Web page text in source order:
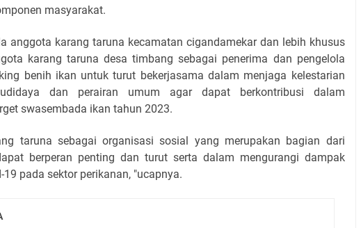
masyarakat.
anggota karang taruna kecamatan cigandamekar dan lebih khusus
karang taruna desa timbang sebagai penerima dan pengelola
benih ikan untuk turut bekerjasama dalam menjaga kelestarian
dan perairan umum agar dapat berkontribusi dalam
swasembada ikan tahun 2023.
taruna sebagai organisasi sosial yang merupakan bagian dari
berperan penting dan turut serta dalam mengurangi dampak
19 pada sektor perikanan, "ucapnya.